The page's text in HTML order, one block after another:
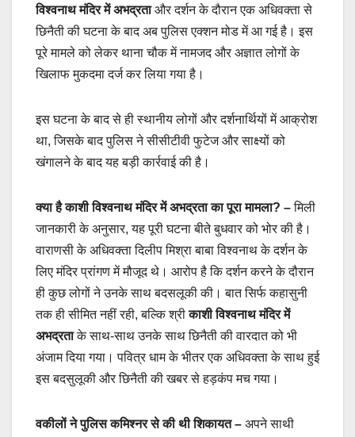
विश्वनाथ मंदिर में अभद्रताऔर दर्शन के दौरान एक अधिवक्ता से
छिनैती की घटना के बाद अब पुलिस एक्शन मोड में आ गई है। इस
पूरे मामले को लेकर थाना चौक में नामजद और अज्ञात लोगों के
खिलाफ मुकदमा दर्ज कर लिया गया है।
इस घटना के बाद से ही स्थानीय लोगों और दर्शनार्थियों में आक्रोश
था, जिसके बाद पुलिस ने सीसीटीवी फुटेज और साक्ष्यों को
खंगालने के बाद यह बड़ी कार्रवाई की है।
क्या है काशी विश्वनाथ मंदिर में अभद्रता का पूरा मामला? –मिली
जानकारी के अनुसार, यह पूरी घटना बीते बुधवार को भोर की है।
वाराणसी के अधिवक्ता दिलीप मिश्रा बाबा विश्वनाथ के दर्शन के
लिए मंदिर प्रांगण में मौजूद थे। आरोप है कि दर्शन करने के दौरान
ही कुछ लोगों ने उनके साथ बदसलूकी की। बात सिर्फ कहासुनी
तक ही सीमित नहीं रही, बल्कि श्रीकाशी विश्वनाथ मंदिर में
अभद्रताके साथ-साथ उनके साथ छिनैती की वारदात को भी
अंजाम दिया गया। पवित्र धाम के भीतर एक अधिवक्ता के साथ हुई
इस बदसुलूकी और छिनैती की खबर से हड़कंप मच गया।
वकीलों ने पुलिस कमिश्नर से की थी शिकायत – अपने साथी